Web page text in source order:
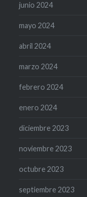
junio 2024
mayo 2024
abril 2024
marzo 2024
febrero 2024
enero 2024
diciembre 2023
noviembre 2023
octubre 2023
septiembre 2023